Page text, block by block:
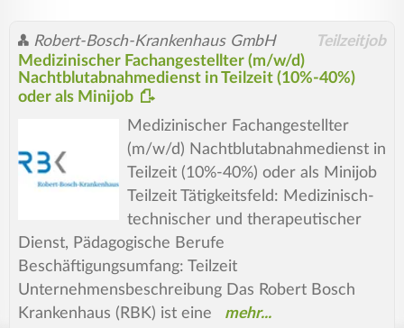
Robert-Bosch-Krankenhaus GmbH Teilzeitjob
Medizinischer Fachangestellter (m/w/d)
Nachtblutabnahmedienst in Teilzeit (10%-40%)
oder als Minijob
Medizinischer Fachangestellter
(m/w/d) Nachtblutabnahmedienst in
Teilzeit (10%-40%) oder als Minijob
Teilzeit Tätigkeitsfeld: Medizinisch-
technischer und therapeutischer
Dienst, Pädagogische Berufe
Beschäftigungsumfang: Teilzeit
Unternehmensbeschreibung Das Robert Bosch
Krankenhaus (RBK) ist eine